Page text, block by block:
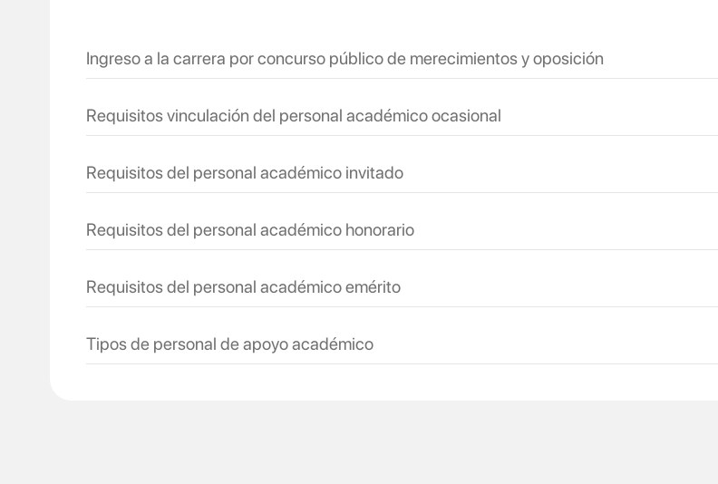
Ingreso a la carrera por concurso público de merecimientos y oposición ​
Requisitos vinculación del ​personal académico ocasional
Requisitos del personal académico invitado
Requisitos del personal académico honorario
Requisitos del personal académico emérito ​
Tipos de personal de apoyo académico ​